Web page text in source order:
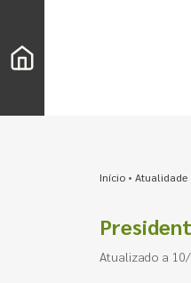
Início• Atualidade
Atualizado a